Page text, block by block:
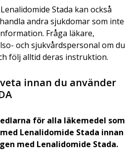
Stada kan också
andra sjukdomar som inte
Fråga läkare,
och sjukvårdspersonal om du
följ alltid deras instruktion.
innan du använder
för alla läkemedel som
Lenalidomide Stada innan
med Lenalidomide Stada.